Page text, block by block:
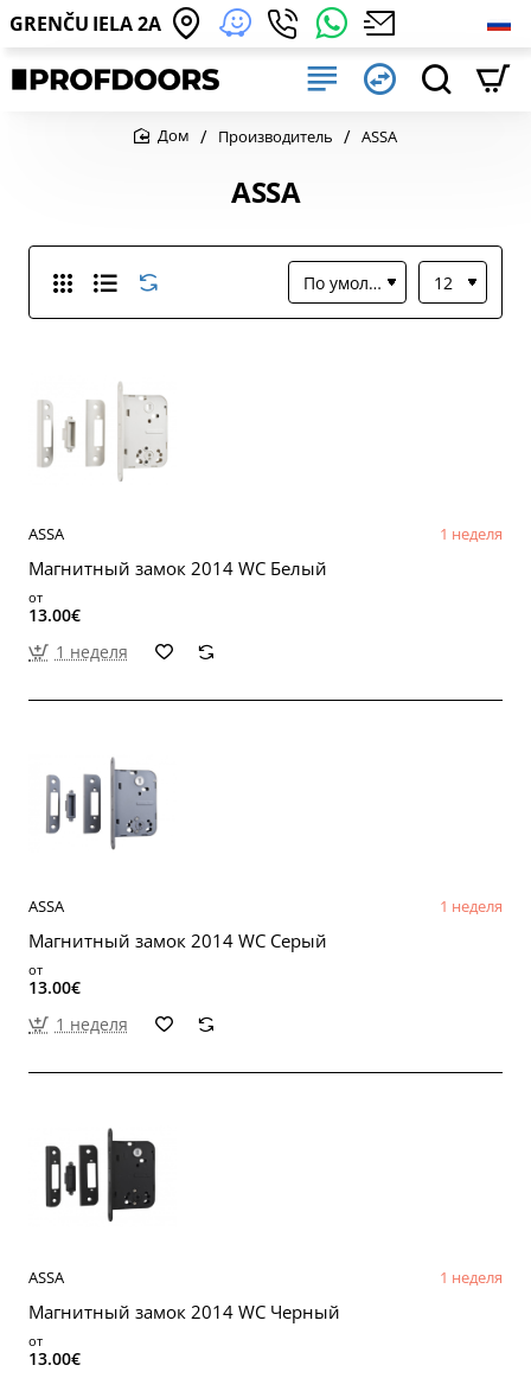
GRENČU IELA 2A
ASSA
Производитель ASSA
ASSA 1 неделя
Магнитный замок 2014 WC Белый
от
13.00€
1 неделя
ASSA 1 неделя
Магнитный замок 2014 WC Серый
от
13.00€
1 неделя
ASSA 1 неделя
Магнитный замок 2014 WC Черный
от
13.00€